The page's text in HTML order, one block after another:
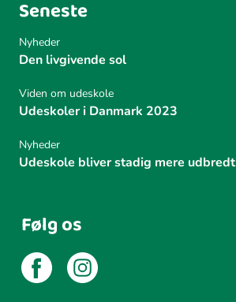
Seneste
Nyheder
Den livgivende sol
Viden om udeskole
Udeskoler i Danmark 2023
Nyheder
Udeskole bliver stadig mere udbredt
Følg os